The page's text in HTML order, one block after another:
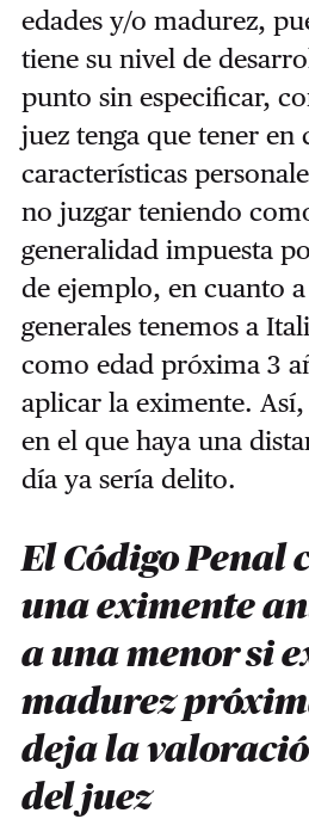
edades y/o madurez,
tiene su nivel de
punto sin especificar,
juez tenga que tener en
características
no juzgar teniendo
generalidad impuesta
de ejemplo, en cuanto
generales tenemos a
como edad próxima 3
aplicar la eximente.
en el que haya una
día ya sería delito.
El Código Penal
una eximente
a una menor si
madurez
deja la
del juez